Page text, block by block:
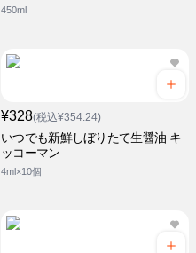
450ml
¥328(税込¥354.24)
いつでも新鮮しぼりたて生醤油 キ
ッコーマン
4ml×10個